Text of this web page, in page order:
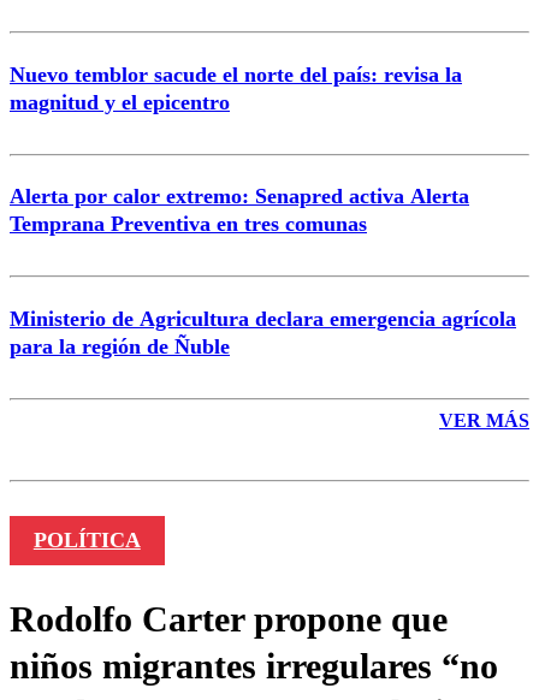
Nuevo temblor sacude el norte del país: revisa la
magnitud y el epicentro
Alerta por calor extremo: Senapred activa Alerta
Temprana Preventiva en tres comunas
Ministerio de Agricultura declara emergencia agrícola
para la región de Ñuble
VER MÁS
POLÍTICA
Rodolfo Carter propone que
niños migrantes irregulares “no